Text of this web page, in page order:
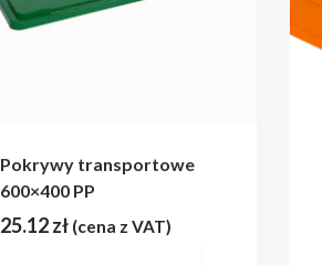
Pokrywy transportowe
600×400 PP
25.12zł (cena z VAT)